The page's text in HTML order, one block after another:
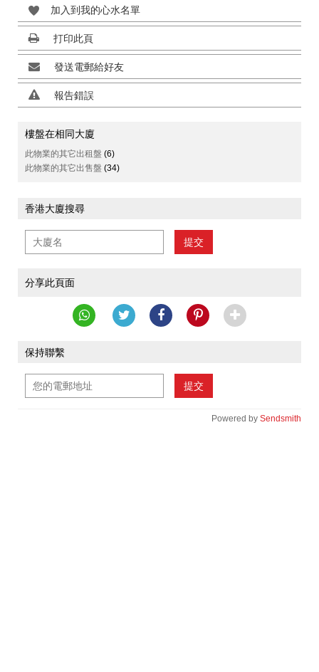
加入到我的心水名單
打印此頁
發送電郵給好友
報告錯誤
樓盤在相同大廈
此物業的其它出租盤 (6)
此物業的其它出售盤 (34)
香港大廈搜尋
提交
分享此頁面
保持聯繫
提交
Powered by Sendsmith